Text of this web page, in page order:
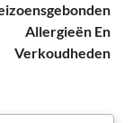
Allergieën En
Verkoudheden